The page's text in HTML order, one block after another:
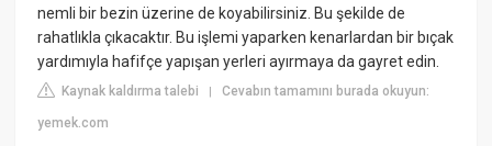
nemli bir bezin üzerine de koyabilirsiniz. Bu şekilde de
rahatlıkla çıkacaktır. Bu işlemi yaparken kenarlardan bir bıçak
yardımıyla hafifçe yapışan yerleri ayırmaya da gayret edin.
Kaynak kaldırma talebi |Cevabın tamamını burada okuyun:
yemek.com